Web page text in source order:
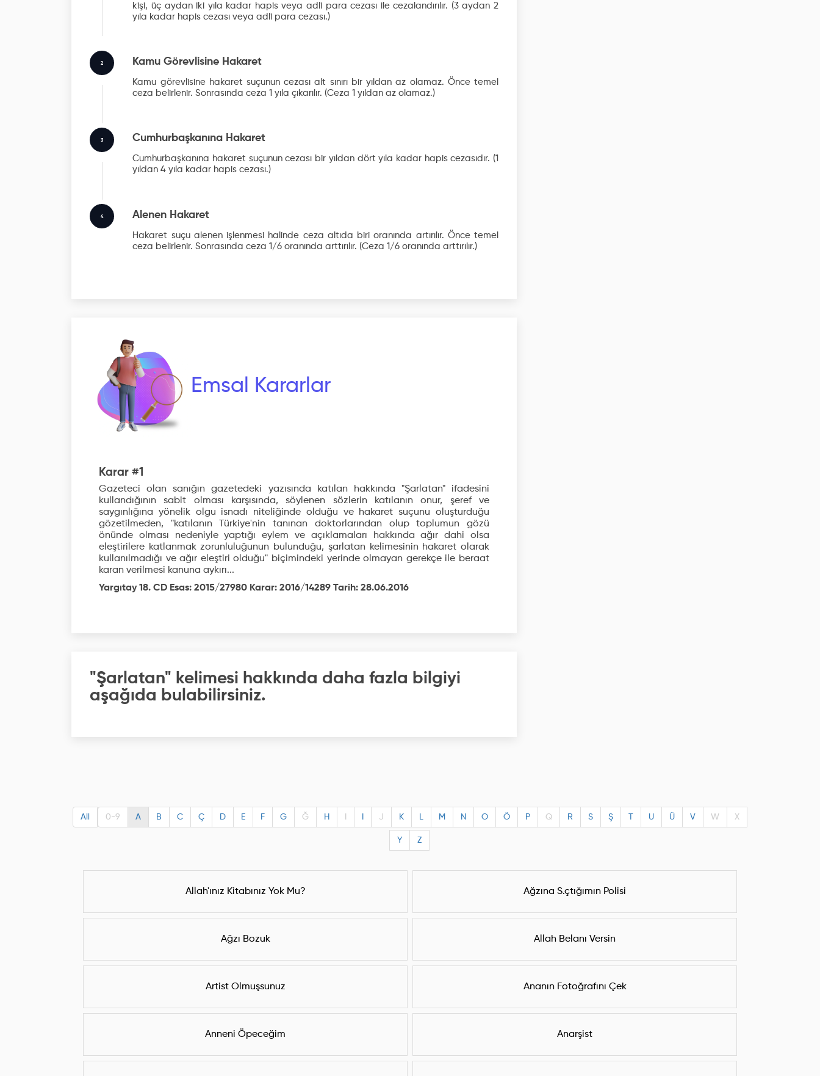
kişi, üç aydan iki yıla kadar hapis veya adli para cezası ile cezalandırılır. (3 aydan 2
yıla kadar hapis cezası veya adli para cezası.)
2 Kamu Görevlisine Hakaret
Kamu görevlisine hakaret suçunun cezası alt sınırı bir yıldan az olamaz. Önce temel
ceza belirlenir. Sonrasında ceza 1 yıla çıkarılır. (Ceza 1 yıldan az olamaz.)
3 Cumhurbaşkanına Hakaret
Cumhurbaşkanına hakaret suçunun cezası bir yıldan dört yıla kadar hapis cezasıdır. (1
yıldan 4 yıla kadar hapis cezası.)
4 Alenen Hakaret
Hakaret suçu alenen işlenmesi halinde ceza altıda biri oranında artırılır. Önce temel
ceza belirlenir. Sonrasında ceza 1/6 oranında arttırılır. (Ceza 1/6 oranında arttırılır.)
Emsal Kararlar
Karar #1
Gazeteci olan sanığın gazetedeki yazısında katılan hakkında "Şarlatan" ifadesini
kullandığının sabit olması karşısında, söylenen sözlerin katılanın onur, şeref ve
saygınlığına yönelik olgu isnadı niteliğinde olduğu ve hakaret suçunu oluşturduğu
gözetilmeden, "katılanın Türkiye'nin tanınan doktorlarından olup toplumun gözü
önünde olması nedeniyle yaptığı eylem ve açıklamaları hakkında ağır dahi olsa
eleştirilere katlanmak zorunluluğunun bulunduğu, şarlatan kelimesinin hakaret olarak
kullanılmadığı ve ağır eleştiri olduğu" biçimindeki yerinde olmayan gerekçe ile beraat
karan verilmesi kanuna aykırı...
Yargıtay 18. CD Esas: 2015/27980 Karar: 2016/14289 Tarih: 28.06.2016
"Şarlatan" kelimesi hakkında daha fazla bilgiyi
aşağıda bulabilirsiniz.
All 0-9 A B C Ç D E F G Ğ H J K L M N O Ö P Q R S Ş U Ü V W X
Y Z
Allah'ınız Kitabınız Yok Mu? Ağzına S.çtığımın Polisi
Ağzı Bozuk Allah Belanı Versin
Artist Olmuşsunuz Ananın Fotoğrafını Çek
Anneni Öpeceğim Anarşist